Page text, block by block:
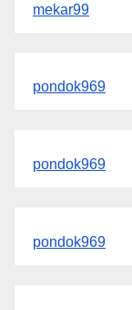
mekar99
pondok969
pondok969
pondok969